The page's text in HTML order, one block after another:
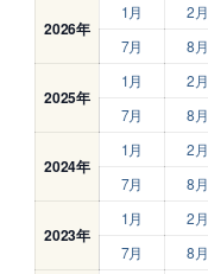
2026年
1月 2月
7月
8月
2025年
1月 2月
7月
8月
2024年
1月 2月
7月
8月
2023年
1月 2月
7月
8月